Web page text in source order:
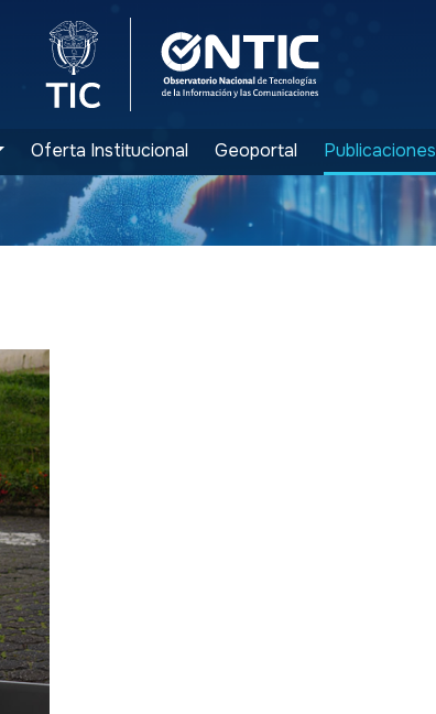
Logo del Ministerio TIC
Oferta Institucional Geoportal Publicaciones